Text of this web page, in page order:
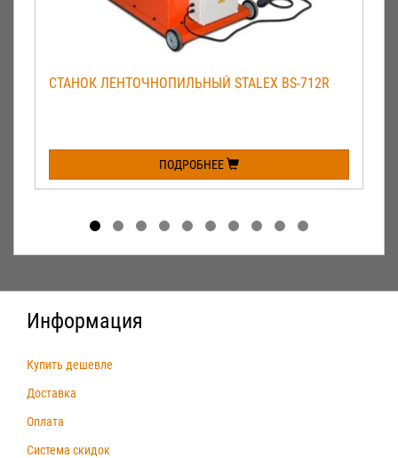
СТАНОК ЛЕНТОЧНОПИЛЬНЫЙ STALEX BS-712R
ПОДРОБНЕЕ
Информация
Купить дешевле
Доставка
Оплата
Система скидок